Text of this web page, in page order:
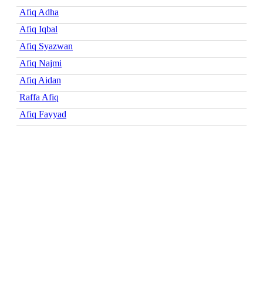
Afiq Adha
Afiq Iqbal
Afiq Syazwan
Afiq Najmi
Afiq Aidan
Raffa Afiq
Afiq Fayyad